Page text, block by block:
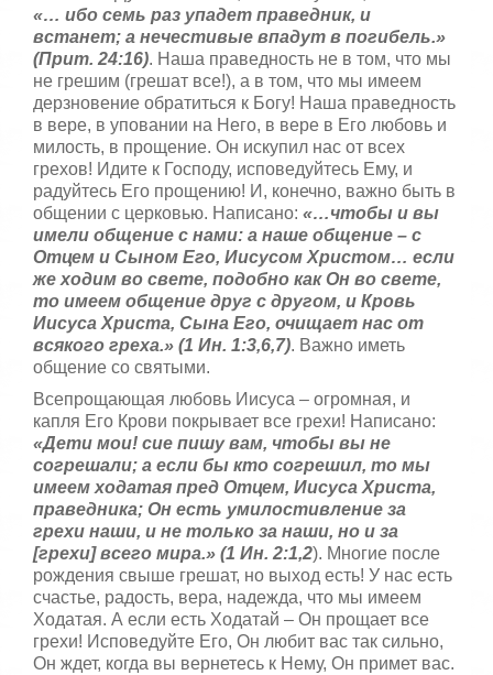
«… ибо семь раз упадет праведник, и
встанет; а нечестивые впадут в погибель.»
(Прит. 24:16). Наша праведность не в том, что мы
не грешим (грешат все!), а в том, что мы имеем
дерзновение обратиться к Богу! Наша праведность
в вере, в уповании на Него, в вере в Его любовь и
милость, в прощение. Он искупил нас от всех
грехов! Идите к Господу, исповедуйтесь Ему, и
радуйтесь Его прощению! И, конечно, важно быть в
общении с церковью. Написано: «…чтобы и вы
имели общение с нами: а наше общение – с
Отцем и Сыном Его, Иисусом Христом… если
же ходим во свете, подобно как Он во свете,
то имеем общение друг с другом, и Кровь
Иисуса Христа, Сына Его, очищает нас от
всякого греха.» (1 Ин. 1:3,6,7). Важно иметь
общение со святыми.
Всепрощающая любовь Иисуса – огромная, и
капля Его Крови покрывает все грехи! Написано:
«Дети мои! сие пишу вам, чтобы вы не
согрешали; а если бы кто согрешил, то мы
имеем ходатая пред Отцем, Иисуса Христа,
праведника; Он есть умилостивление за
грехи наши, и не только за наши, но и за
[грехи] всего мира.» (1 Ин. 2:1,2). Многие после
рождения свыше грешат, но выход есть! У нас есть
счастье, радость, вера, надежда, что мы имеем
Ходатая. А если есть Ходатай – Он прощает все
грехи! Исповедуйте Его, Он любит вас так сильно,
Он ждет, когда вы вернетесь к Нему, Он примет вас.